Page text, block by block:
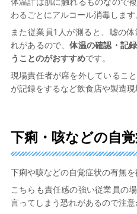
わるごとにアルコール消毒します
また従業員1人が測ると、嘘の
れがあるので、体温の確認・記
うことのがおすすめです。
現場責任者が席を外しているこ
が記録をするなど飲食店や製造現
下痢・咳などの自
下痢や咳などの自覚症状の有無を
こちらも責任感の強い従業員の
言ってしまう恐れがあるので注意